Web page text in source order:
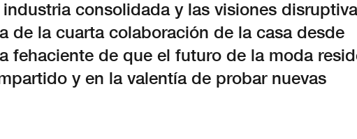
consolidada y las visiones
de la cuarta colaboración de la casa desde
fehaciente de que el futuro de la moda
y en la valentía de probar nuevas